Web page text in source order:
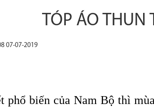
TÓP ÁO THUN
07-07-2019
biến của Nam Bộ thì